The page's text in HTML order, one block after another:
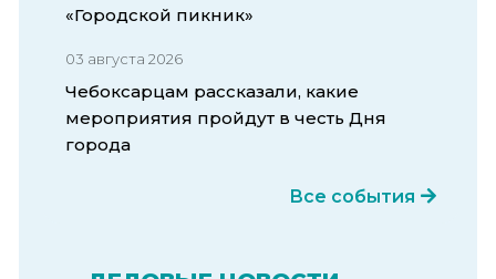
«Городской пикник»
03 августа 2026
Чебоксарцам рассказали, какие
мероприятия пройдут в честь Дня
города
Все события